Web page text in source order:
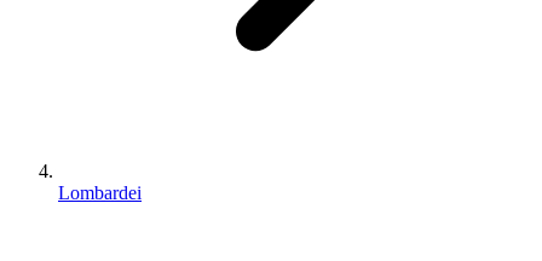
Lombardei